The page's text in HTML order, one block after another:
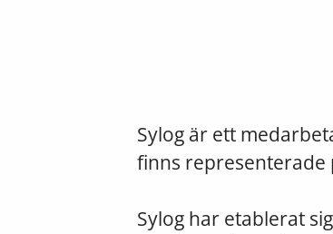
Sylog är ett
finns representerade
Sylog har etablerat